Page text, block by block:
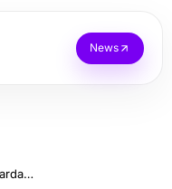
News
Essentieller Leitfaden für Urlaub am Gardasee: Top Tipps für 2026